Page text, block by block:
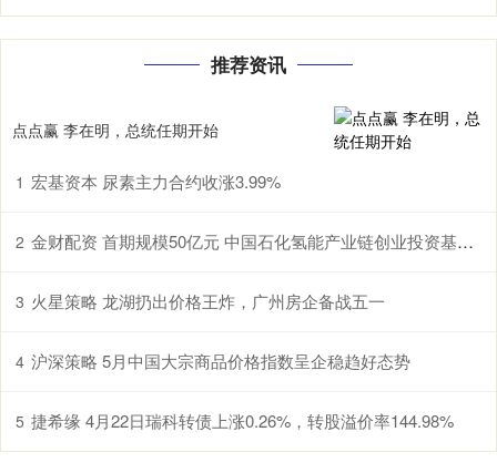
推荐资讯
点点赢 李在明，总统任期开始
1 宏基资本 尿素主力合约收涨3.99%
2 金财配资 首期规模50亿元 中国石化氢能产业链创业投资基金设立
3 火星策略 龙湖扔出价格王炸，广州房企备战五一
4 沪深策略 5月中国大宗商品价格指数呈企稳趋好态势
5 捷希缘 4月22日瑞科转债上涨0.26%，转股溢价率144.98%